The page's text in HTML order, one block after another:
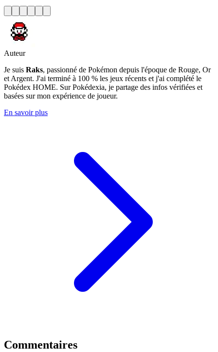
Auteur
Je suis Raks, passionné de Pokémon depuis l'époque de Rouge, Or
et Argent. J'ai terminé à 100 % les jeux récents et j'ai complété le
Pokédex HOME. Sur Pokédexia, je partage des infos vérifiées et
basées sur mon expérience de joueur.
En savoir plus
Commentaires